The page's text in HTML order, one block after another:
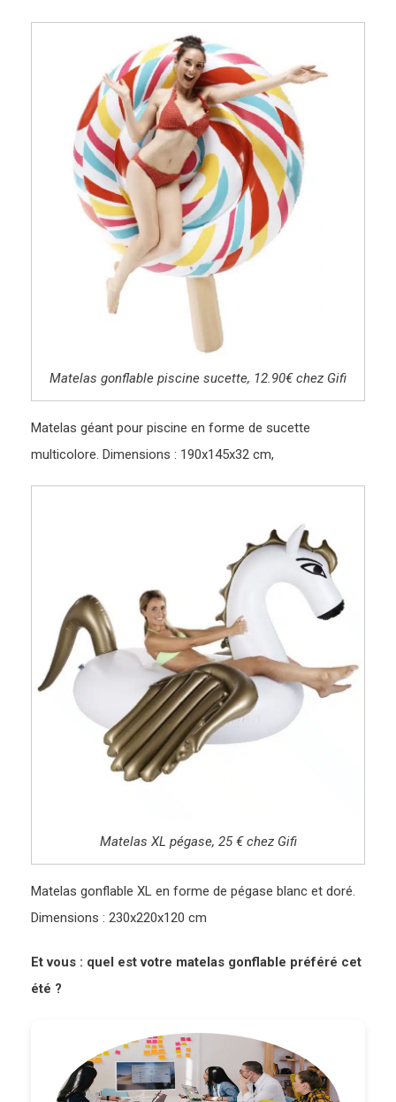
Matelas gonflable piscine sucette, 12.90€ chez Gifi
Matelas géant pour piscine en forme de sucette
multicolore. Dimensions : 190x145x32 cm,
Matelas XL pégase, 25 € chez Gifi
Matelas gonflable XL en forme de pégase blanc et doré.
Dimensions : 230x220x120 cm
Et vous : quel est votre matelas gonflable préféré cet
été ?